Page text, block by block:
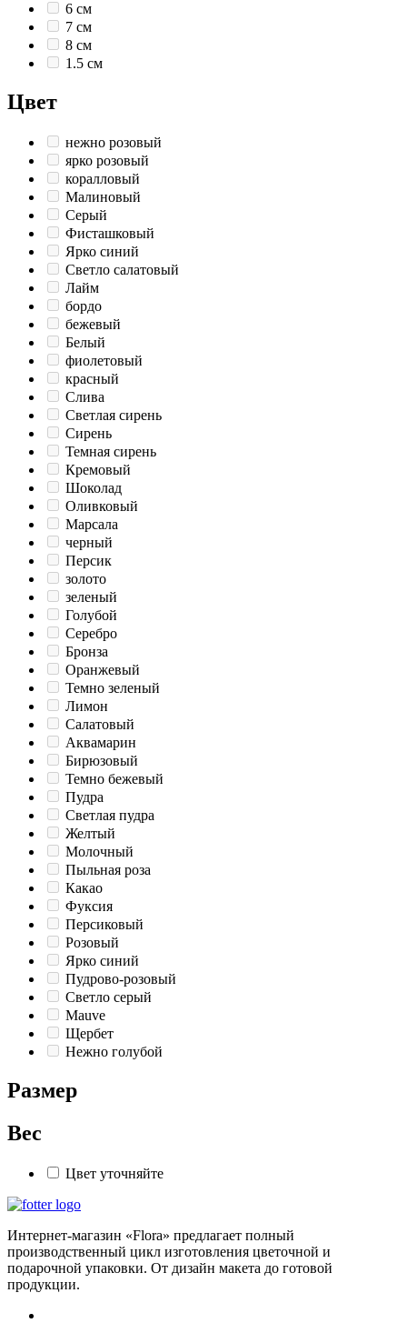
6 см
7 см
8 см
1.5 см
Цвет
нежно розовый
ярко розовый
коралловый
Малиновый
Серый
Фисташковый
Ярко синий
Светло салатовый
Лайм
бордо
бежевый
Белый
фиолетовый
красный
Слива
Светлая сирень
Сирень
Темная сирень
Кремовый
Шоколад
Оливковый
Марсала
черный
Персик
золото
зеленый
Голубой
Серебро
Бронза
Оранжевый
Темно зеленый
Лимон
Салатовый
Аквамарин
Бирюзовый
Темно бежевый
Пудра
Светлая пудра
Желтый
Молочный
Пыльная роза
Какао
Фуксия
Персиковый
Розовый
Ярко синий
Пудрово-розовый
Светло серый
Mauve
Щербет
Нежно голубой
Размер
Вес
Цвет уточняйте
Интернет-магазин «Flora» предлагает полный
производственный цикл изготовления цветочной и
подарочной упаковки. От дизайн макета до готовой
продукции.